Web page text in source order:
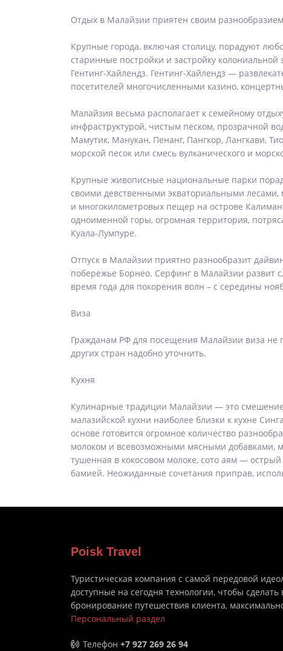
Отдых в Малайзии приятен своим
Крупные города, включая столицу, порадуют
старинные постройки и застройку
Гентинг-Хайлендз. Гентинг-Хайлендз —
посетителей многочисленными казино,
Малайзия весьма располагает к семейному
инфраструктурой, чистым песком, прозрачной
Мамутик, Манукан, Пенанг, Пангкор, Лангкави,
морской песок или смесь вулканического и
Крупные живописные национальные парки
своими девственными экваториальными
и многокилометровых пещер на острове
одноименной горы, огромная территория,
Куала-Лумпуре.
Отпуск в Малайзии приятно разнообразит
побережье Борнео. Серфинг в Малайзии развит
время года для покорения волн – с середины
Виза
Гражданам РФ для посещения Малайзии виза не
других стран надобно уточнить.
Кухня
Кулинарные традиции Малайзии — это смешение
малазийской кухни наиболее близки к кухне
основе готовится огромное количество
молоком и всевозможными мясными добавками,
тушенная в кокосовом молоке, сото аям —
бамией. Неожиданные сочетания приправ,
Poisk Travel
Туристическая компания с самой передовой
доступные на сегодня технологии, чтобы
бронирование путешествия клиента,
Персональный раздел
Телефон +7 927 269 26 94